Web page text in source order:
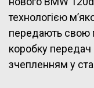
технологією
передають свою
коробку передач
зчепленням у